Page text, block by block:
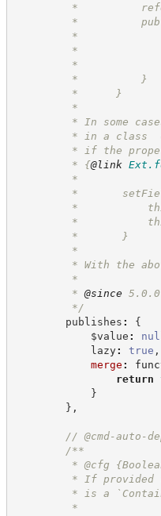
*
*
*
*
*
*          }
*      }
*
* In some cases,
* in a class
* if the property
* {@link
*
*
*
*
*
*
* With the above
*
* @since 5.0.0
*/
publishes :
{
$value :
lazy: true ,
merge :
return
}
} ,
// @cmd-auto-
/**
* @cfg {Boolean/
* If provided this
* is a `Container`,
*